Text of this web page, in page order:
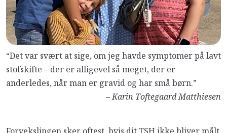
“Det var svært at sige, om jeg havde symptomer på lavt
stofskifte – der er alligevel så meget, der er
anderledes, når man er gravid og har små børn.”
–Karin Toftegaard Matthiesen